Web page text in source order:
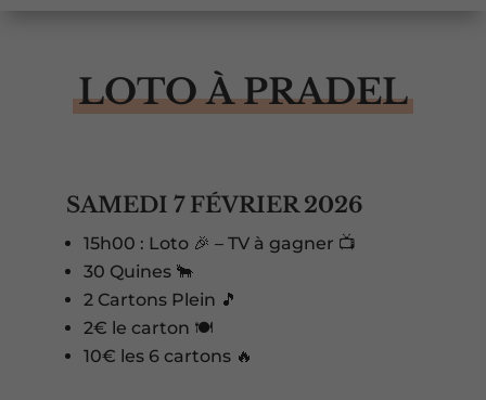
LOTO À PRADEL
SAMEDI 7 FÉVRIER 2026
15h00 : Loto 🎉 – TV à gagner 📺
30 Quines 🐂
2 Cartons Plein 🎵
2€ le carton 🍽️
10€ les 6 cartons 🔥